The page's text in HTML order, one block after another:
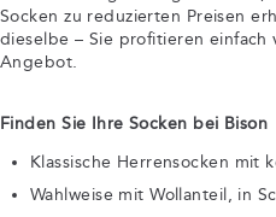
Socken zu reduzierten Preisen
dieselbe – Sie profitieren
Angebot.
Finden Sie Ihre Socken bei Bison
Klassische Herrensocken mit
Wahlweise mit Wollanteil, in